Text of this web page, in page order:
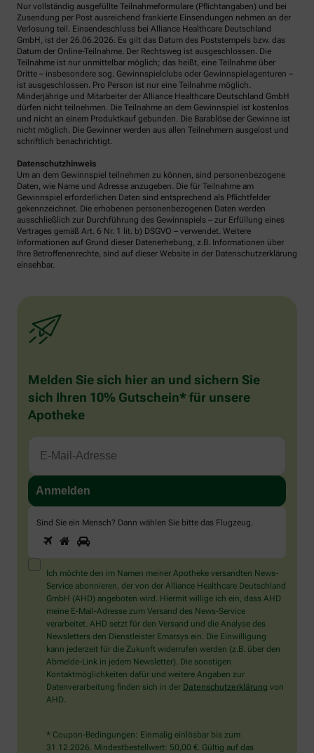
Nur vollständig ausgefüllte Teilnahmeformulare (Pflichtangaben) und bei
Zusendung per Post ausreichend frankierte Einsendungen nehmen an der
Verlosung teil. Einsendeschluss bei Alliance Healthcare Deutschland
GmbH, ist der 26.06.2026. Es gilt das Datum des Poststempels bzw. das
Datum der Online-Teilnahme. Der Rechtsweg ist ausgeschlossen. Die
Teilnahme ist nur unmittelbar möglich; das heißt, eine Teilnahme über
Dritte – insbesondere sog. Gewinnspielclubs oder Gewinnspielagenturen –
ist ausgeschlossen. Pro Person ist nur eine Teilnahme möglich.
Minderjährige und Mitarbeiter der Alliance Healthcare Deutschland GmbH
dürfen nicht teilnehmen. Die Teilnahme an dem Gewinnspiel ist kostenlos
und nicht an einem Produktkauf gebunden. Die Barablöse der Gewinne ist
nicht möglich. Die Gewinner werden aus allen Teilnehmern ausgelost und
schriftlich benachrichtigt.
Datenschutzhinweis
Um an dem Gewinnspiel teilnehmen zu können, sind personenbezogene
Daten, wie Name und Adresse anzugeben. Die für Teilnahme am
Gewinnspiel erforderlichen Daten sind entsprechend als Pflichtfelder
gekennzeichnet. Die erhobenen personenbezogenen Daten werden
ausschließlich zur Durchführung des Gewinnspiels – zur Erfüllung eines
Vertrages gemäß Art. 6 Nr. 1 lit. b) DSGVO – verwendet. Weitere
Informationen auf Grund dieser Datenerhebung, z.B. Informationen über
Ihre Betroffenenrechte, sind auf dieser Website in der Datenschutzerklärung
einsehbar.
Melden Sie sich hier an und sichern Sie
sich Ihren 10% Gutschein* für unsere
Apotheke
Sind Sie ein Mensch? Dann wählen Sie bitte das Flugzeug.
Sind
Sie
ein
Mensch?
Dann
wählen
Sie
bitte
das
Flugzeug.
1 2
Ich möchte den im Namen meiner Apotheke versandten News-
Service abonnieren, der von der Alliance Healthcare Deutschland
GmbH (AHD) angeboten wird. Hiermit willige ich ein, dass AHD
meine E-Mail-Adresse zum Versand des News-Service
verarbeitet. AHD setzt für den Versand und die Analyse des
Newsletters den Dienstleister Emarsys ein. Die Einwilligung
kann jederzeit für die Zukunft widerrufen werden (z.B. über den
Abmelde-Link in jedem Newsletter). Die sonstigen
Kontaktmöglichkeiten dafür und weitere Angaben zur
Datenverarbeitung finden sich in der Datenschutzerklärung von
AHD.
* Coupon-Bedingungen: Einmalig einlösbar bis zum
31.12.2026. Mindestbestellwert: 50,00 €. Gültig auf das